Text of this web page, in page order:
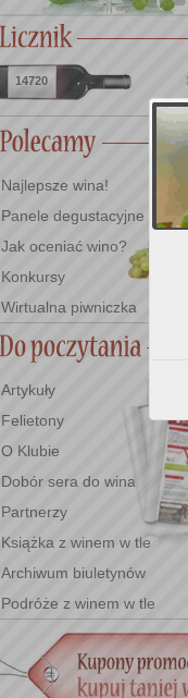
14720
Najlepsze wina!
Panele degustacyjne
Jak oceniać wino?
Konkursy
Wirtualna piwniczka
Artykuły
Felietony
O Klubie
Dobór sera do wina
Partnerzy
Książka z winem w tle
Archiwum biuletynów
Podróże z winem w tle